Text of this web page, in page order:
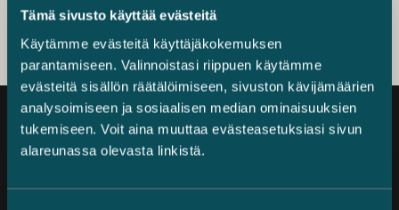
Tämä sivusto käyttää evästeitä
Käytämme evästeitä käyttäjäkokemuksen
parantamiseen. Valinnoistasi riippuen käytämme
evästeitä sisällön räätälöimiseen, sivuston kävijämäärien
analysoimiseen ja sosiaalisen median ominaisuuksien
tukemiseen. Voit aina muuttaa evästeasetuksiasi sivun
alareunassa olevasta linkistä.
Ajankohtaista